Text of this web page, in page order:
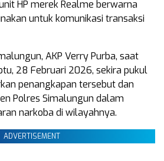
HP merek Realme berwarna
untuk komunikasi transaksi
AKP Verry Purba, saat
28 Februari 2026, sekira pukul
penangkapan tersebut dan
Polres Simalungun dalam
narkoba di wilayahnya.
ADVERTISEMENT